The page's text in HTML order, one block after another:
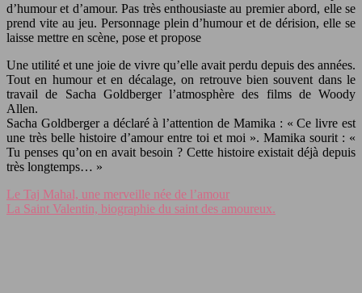
d’humour et d’amour. Pas très enthousiaste au premier abord, elle se
prend vite au jeu. Personnage plein d’humour et de dérision, elle se
laisse mettre en scène, pose et propose
Une utilité et une joie de vivre qu’elle avait perdu depuis des années.
Tout en humour et en décalage, on retrouve bien souvent dans le
travail de Sacha Goldbergerl’atmosphère des films de Woody
Allen.
Sacha Goldbergera déclaré à l’attention de Mamika : «Ce livre est
une très belle histoire d’amour entre toi et moi ». Mamika sourit : «
Tu penses qu’on en avait besoin ? Cette histoire existait déjà depuis
très longtemps… »
Le Taj Mahal, une merveille née de l’amour
La Saint Valentin, biographie du saint des amoureux.